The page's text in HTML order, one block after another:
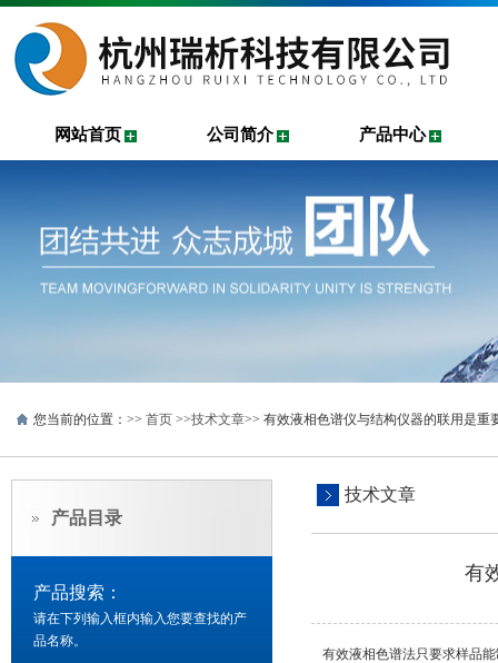
网站首页 公司简介 产品中心
您当前的位置：>> 首页 >>技术文章>> 有效液相色谱仪与结构仪器的联用是重
产品目录
产品搜索：
请在下列输入框内输入您要查找的产
品名称。
技术文章
有
有效液相色谱法只要求样品